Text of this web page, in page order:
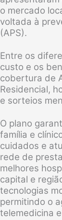
o mercado
voltada à
(APS).
Entre os
custo e os
cobertura de
Residencial,
e sorteios
O plano
família e
cuidados e
rede de
melhores
capital e
tecnologias
permitindo o
telemedicina